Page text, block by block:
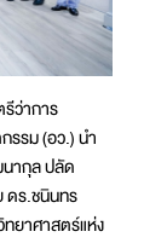
ว่าการ
รรม (อว.) นำ
ากุล ปลัด
ดร.ชนินทร
ยาศาสตร์แห่ง